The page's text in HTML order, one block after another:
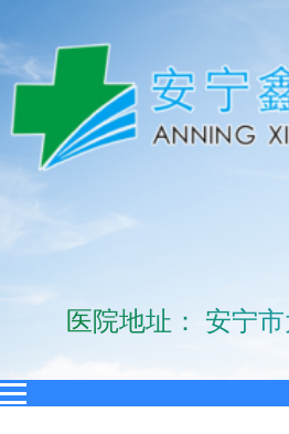
医院地址： 安宁市